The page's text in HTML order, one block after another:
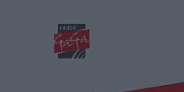
RÁDIÓ GAGA